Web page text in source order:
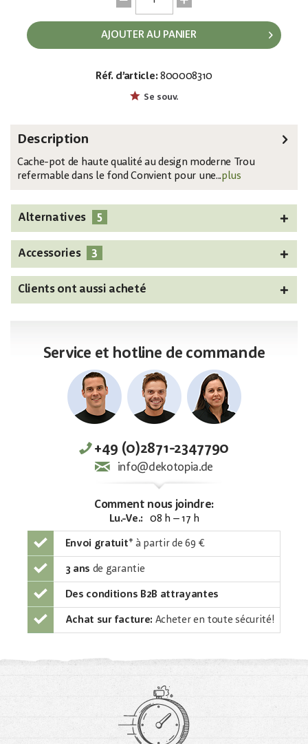
AJOUTER AU PANIER
Réf. d’article: 800008310
Se souv.
Description
Cache-pot de haute qualité au design moderne Trou
refermable dans le fond Convient pour une...plus
Alternatives 5
Accessories 3
Clients ont aussi acheté
Service et hotline de commande
+49 (0)2871-2347790
info@dekotopia.de
Comment nous joindre:
Lu.-Ve.: 08 h – 17 h
Envoi gratuit* à partir de 69 €
3 ans de garantie
Des conditions B2B attrayantes
Achat sur facture: Acheter en toute sécurité!